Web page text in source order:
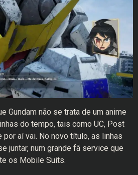
Gundam não se trata de um anime
do tempo, tais como UC, Post
por aí vai. No novo título, as linhas
juntar, num grande fã service que
os Mobile Suits.